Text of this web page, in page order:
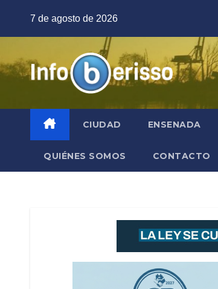
7 de agosto de 2026
CIUDAD ENSENADA
QUIÉNES SOMOS CONTACTO